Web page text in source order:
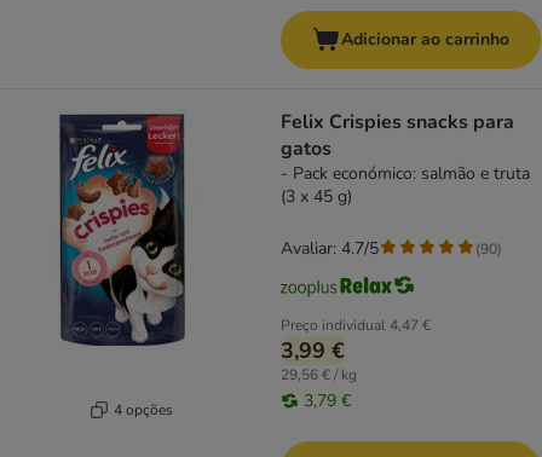
Adicionar ao carrinho
4 opções
Felix Crispies snacks para
gatos
- Pack económico: salmão e truta
(3 x 45 g)
Preço individual4,47 €
3,99 €
29,56 € / kg
3,79 €
Avaliar: 4.7/5 (90)